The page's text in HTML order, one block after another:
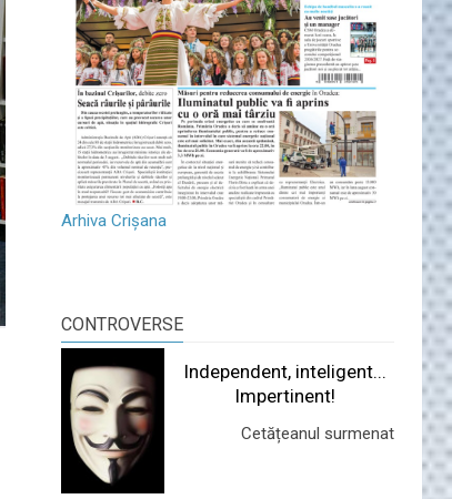
Arhiva Crișana
CONTROVERSE
Independent, inteligent...
Impertinent!
Cetățeanul surmenat